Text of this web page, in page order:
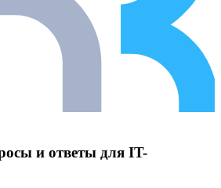
и ответы для IT-